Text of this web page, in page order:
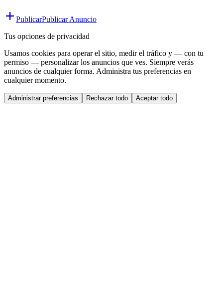
PublicarPublicar Anuncio
Tus opciones de privacidad
Usamos cookies para operar el sitio, medir el tráfico y — con tu
permiso — personalizar los anuncios que ves. Siempre verás
anuncios de cualquier forma. Administra tus preferencias en
cualquier momento.
Administrar preferencias Rechazar todo Aceptar todo